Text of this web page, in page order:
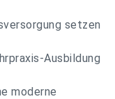
setzen
Ausbildung
moderne